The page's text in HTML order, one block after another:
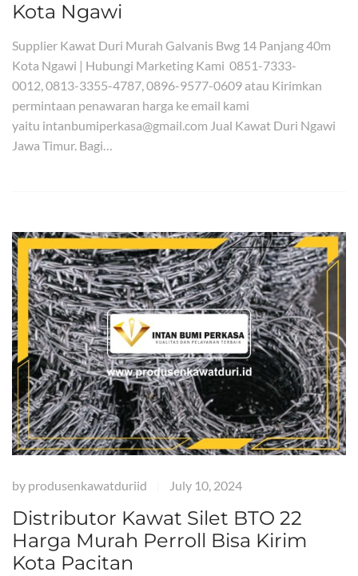
Kota Ngawi
Supplier Kawat Duri Murah Galvanis Bwg 14 Panjang 40m
Kota Ngawi | Hubungi Marketing Kami 0851-7333-
0012, 0813-3355-4787, 0896-9577-0609 atau Kirimkan
permintaan penawaran harga ke email kami
yaitu intanbumiperkasa@gmail.com Jual Kawat Duri Ngawi
Jawa Timur. Bagi…
by produsenkawatduriid July 10, 2024
Distributor Kawat Silet BTO 22
Harga Murah Perroll Bisa Kirim
Kota Pacitan